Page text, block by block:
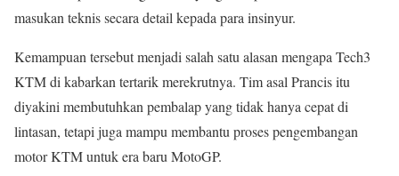
masukan teknis secara detail kepada para insinyur.
Kemampuan tersebut menjadi salah satu alasan mengapa Tech3
KTM di kabarkan tertarik merekrutnya. Tim asal Prancis itu
diyakini membutuhkan pembalap yang tidak hanya cepat di
lintasan, tetapi juga mampu membantu proses pengembangan
motor KTM untuk era baru MotoGP.